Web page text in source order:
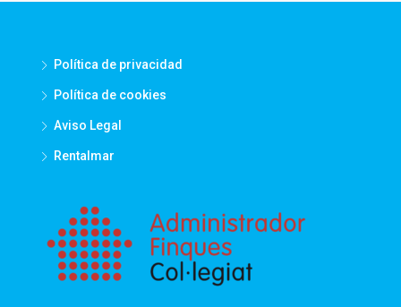
Política de privacidad
Política de cookies
Aviso Legal
Rentalmar